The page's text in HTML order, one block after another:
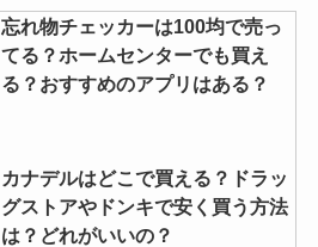
cancamの特別版はどこで買え
る？コンビニに売ってる？本屋で
予約できる？
ウメトラ兄弟は生産終了？体に悪
いものなのか？いくらで売って
る？など調査してみました！
忘れ物チェッカーは100均で売っ
てる？ホームセンターでも買え
る？おすすめのアプリはある？
カナデルはどこで買える？ドラッ
グストアやドンキで安く買う方法
は？どれがいいの？